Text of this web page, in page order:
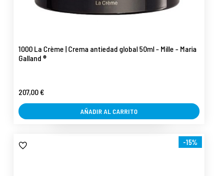
1000 La Crème | Crema antiedad global 50ml - Mille - Maria
Galland ®
207,00 €
AÑADIR AL CARRITO
-15%